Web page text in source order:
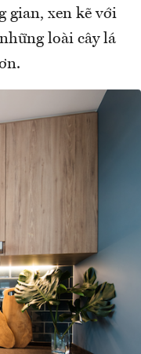
gian, xen kẽ với
loài cây lá